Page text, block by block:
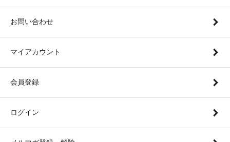
お問い合わせ
マイアカウント
会員登録
ログイン